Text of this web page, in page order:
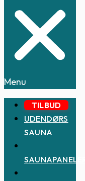
Menu
TILBUD
UDENDØRS
SAUNA
SAUNAPANELER